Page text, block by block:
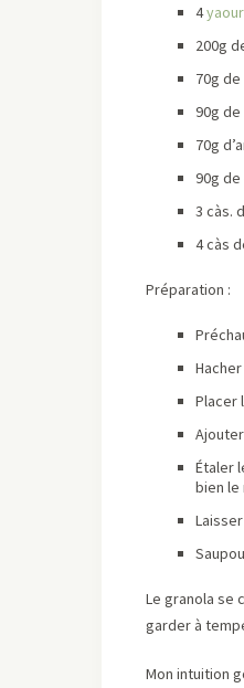
4
200g
70g
90g
70g
90g
3 càs.
4 càs
Préparation :
Placer
Étaler
bien le
Le granola se
garder à
Mon intuition